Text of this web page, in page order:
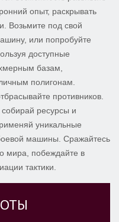
опыт, раскрывать
Возьмите под свой
или попробуйте
доступные
базам,
полигонам.
противников.
ресурсы и
уникальные
машины. Сражайтесь
мира, побеждайте в
тактики.